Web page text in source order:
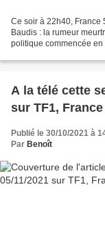
Ce soir à 22h40, France
Baudis : la rumeur
politique commencée
A la télé cette
sur TF1,
Publié le 30/10/2021 à
Par Benoît